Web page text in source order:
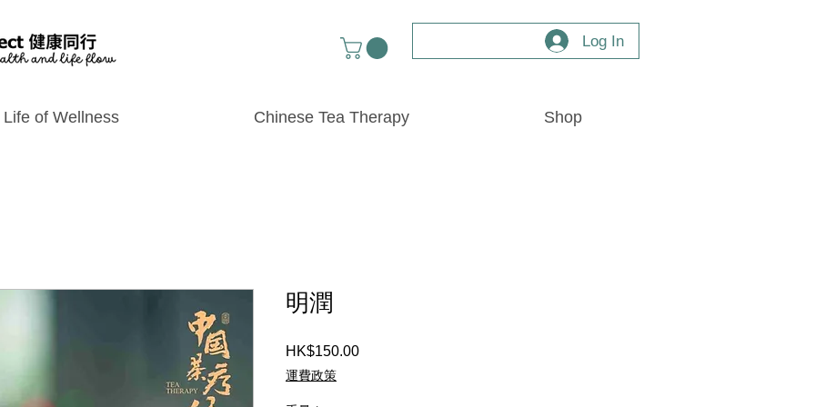
Log In
Life of Wellness Chinese Tea Therapy Shop
明潤
HK$150.00Price
運費政策